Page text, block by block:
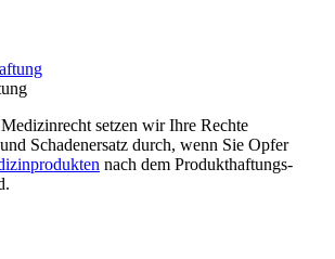
setzen wir Ihre Rechte
Schaden­ersatz durch, wenn Sie Opfer
nach dem Produkt­haftungs­